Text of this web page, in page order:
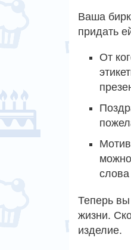
Ваша
придать
От
Теперь вы
жизни.
изделие.